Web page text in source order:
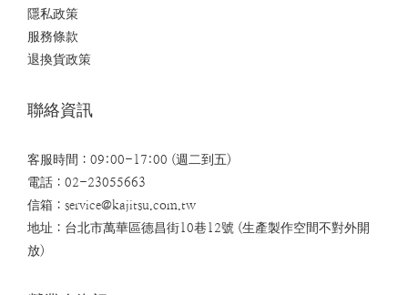
隱私政策
服務條款
退換貨政策
聯絡資訊
客服時間：09:00-17:00 (週二到五)
電話：02-23055663
信箱： service@kajitsu.com.tw
地址：台北市萬華區德昌街10巷12號 (生產製作空間不對外開
放)